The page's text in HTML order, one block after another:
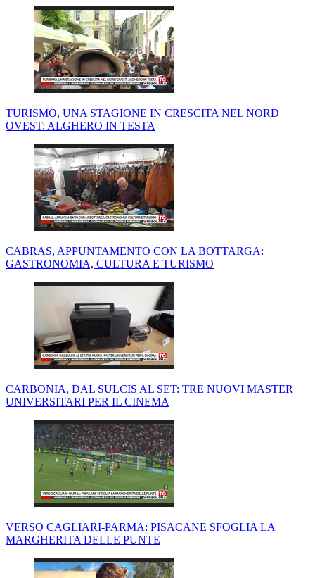
TURISMO, UNA STAGIONE IN CRESCITA NEL NORD
OVEST: ALGHERO IN TESTA
CABRAS, APPUNTAMENTO CON LA BOTTARGA:
GASTRONOMIA, CULTURA E TURISMO
CARBONIA, DAL SULCIS AL SET: TRE NUOVI MASTER
UNIVERSITARI PER IL CINEMA
VERSO CAGLIARI-PARMA: PISACANE SFOGLIA LA
MARGHERITA DELLE PUNTE